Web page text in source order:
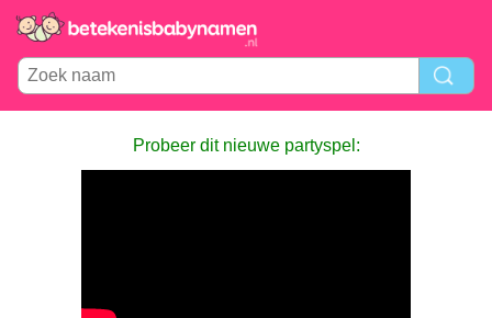
Probeer dit nieuwe partyspel: